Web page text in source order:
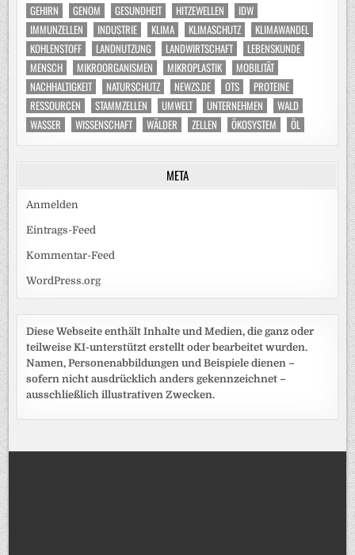
GEHIRN
GENOM GESUNDHEIT HITZEWELLEN
IDW
IMMUNZELLEN
INDUSTRIE KLIMA KLIMASCHUTZ
KLIMAWANDEL
KOHLENSTOFF
LANDNUTZUNG LANDWIRTSCHAFT
LEBENSKUNDE
MENSCH
MIKROORGANISMEN MIKROPLASTIK
MOBILITÄT
NACHHALTIGKEIT
NATURSCHUTZ NEWZS.DE OTS
PROTEINE
RESSOURCEN
STAMMZELLEN UMWELT UNTERNEHMEN
WALD
WASSER
WISSENSCHAFT WÄLDER ZELLEN ÖKOSYSTEM ÖL
META
Anmelden
Eintrags-Feed
Kommentar-Feed
WordPress.org
Diese Webseite enthält Inhalte und Medien, die ganz oder
teilweise KI-unterstützt erstellt oder bearbeitet wurden.
Namen, Personenabbildungen und Beispiele dienen –
sofern nicht ausdrücklich anders gekennzeichnet –
ausschließlich illustrativen Zwecken.